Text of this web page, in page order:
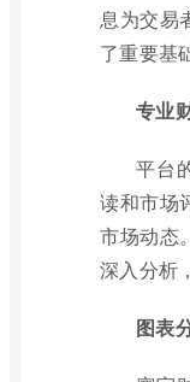
息为交易
了重要基
专业
平台
读和市场
市场动态
深入分析
图表